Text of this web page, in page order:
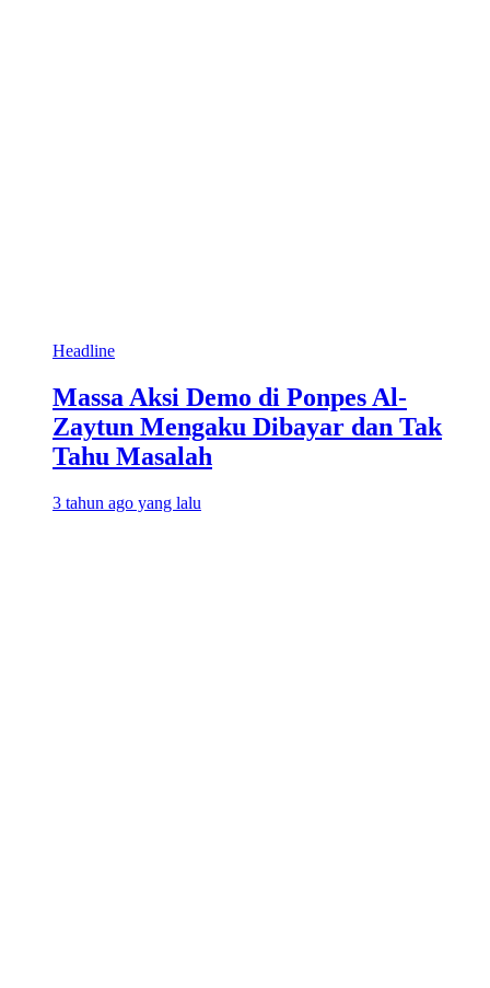
Headline
Massa Aksi Demo di Ponpes Al-
Zaytun Mengaku Dibayar dan Tak
Tahu Masalah
3 tahun ago yang lalu